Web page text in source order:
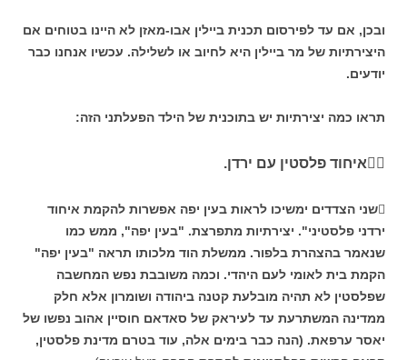
ובכן, אם עד לפירסום תכנית ביילין אבו-מאזן לא היינו בטוחים אם
היצירתיות של מר ביילין היא לחיוב או לשלילה. עכשיו אנחנו כבר
יודעים.
תראו כמה יצירתיות יש בתוכנית של הילד הפעלתני הזה:
איחוד פלסטין עם ירדן.
שני הצדדים ימשיכו לראות בעין יפה אפשרות להקמת איחוד
ירדני פלסטיני". יצירתיות מתפרצת. "בעין יפה", ממש כמו
שנאמר בהצהרת בלפור. ממשלת הוד מלכותו תראה "בעין יפה"
הקמת בית לאומי לעם היהדי. וכמה משובבת נפש המחשבה
שפלסטין לא תהיה מובלעת קטנה ביהודה ושומרון אלא חלק
ממדינה המשתרעת עד לעיראק של סאדאם חוסיין אהוב נפשו של
יאסר ערפאת. (הנה כבר בימים אלה, עוד בטרם מדינת פלסטין,